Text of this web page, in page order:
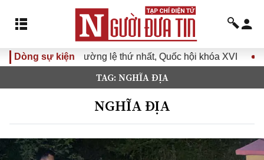
Dòng sự kiện
lệ thứ nhất, Quốc hội khóa XVI Đưa Nghị quyết Đại
TAG: NGHĨA ĐỊA
NGHĨA ĐỊA